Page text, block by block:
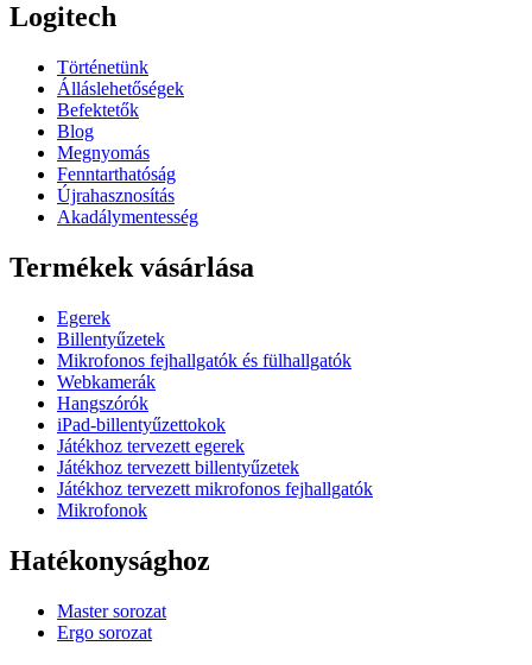
Logitech
Történetünk
Álláslehetőségek
Befektetők
Blog
Megnyomás
Fenntarthatóság
Újrahasznosítás
Akadálymentesség
Termékek vásárlása
Egerek
Billentyűzetek
Mikrofonos fejhallgatók és fülhallgatók
Webkamerák
Hangszórók
iPad-billentyűzettokok
Játékhoz tervezett egerek
Játékhoz tervezett billentyűzetek
Játékhoz tervezett mikrofonos fejhallgatók
Mikrofonok
Hatékonysághoz
Master sorozat
Ergo sorozat